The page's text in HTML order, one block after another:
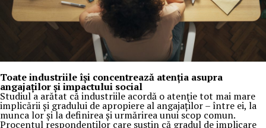
Toate industriile își concentrează atenția asupra
angajaților și impactului social
Studiul a arătat că industriile acordă o atenție tot mai mare
implicării și gradului de apropiere al angajaților – între ei, la
munca lor și la definirea și urmărirea unui scop comun.
Procentul respondenților care susțin că gradul de implicare